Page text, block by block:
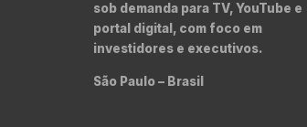
sob demanda para TV, YouTube e
portal digital, com foco em
investidores e executivos.
São Paulo – Brasil